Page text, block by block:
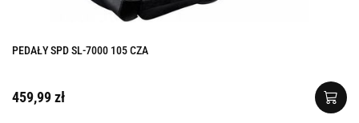
PEDAŁY SPD SL-7000 105 CZA
459,99 zł